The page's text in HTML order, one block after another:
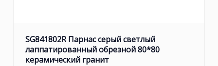
SG841802R Парнас серый светлый
лаппатированный обрезной 80*80
керамический гранит